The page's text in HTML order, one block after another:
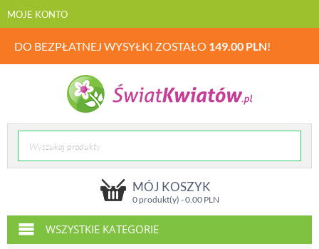
MOJE KONTO
DO BEZPŁATNEJ WYSYŁKI ZOSTAŁO 149.00 PLN!
MÓJ KOSZYK
0 produkt(y) -0.00PLN
WSZYSTKIE KATEGORIE